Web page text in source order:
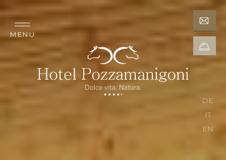
DE
IT
EN
MENU